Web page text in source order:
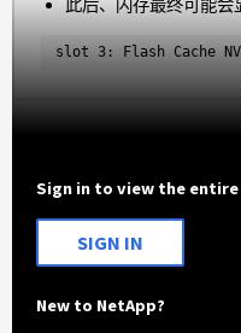
此后、闪存最终可能会
slot 3: Flash Cache
Sign in to view the
SIGN IN
New to NetApp?